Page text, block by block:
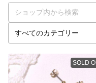
SOLD